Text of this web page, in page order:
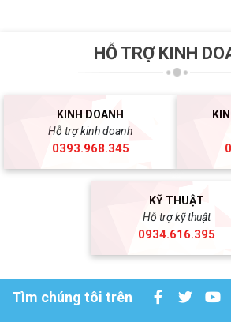
HỖ TRỢ KINH
KINH DOANH
Hỗ trợ kinh doanh
0393.968.345
KỸ THUẬT
Hỗ trợ kỹ thuật
0934.616.395
Tìm chúng tôi trên